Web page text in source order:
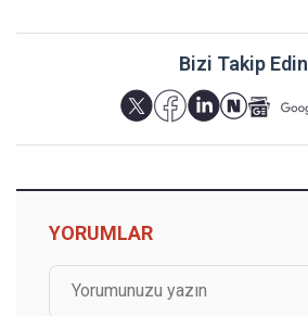
Bizi Takip Edin
YORUMLAR